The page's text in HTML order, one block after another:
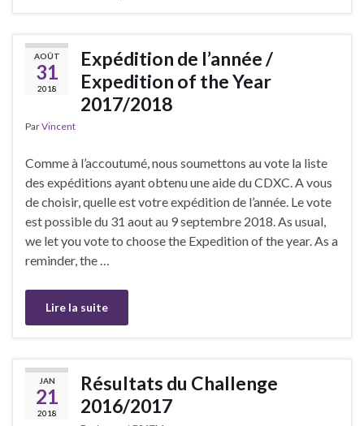
AOÛT
31
2018
Expédition de l’année /
Expedition of the Year
2017/2018
ParVincent
Comme à l’accoutumé, nous soumettons au vote la liste
des expéditions ayant obtenu une aide du CDXC. A vous
de choisir, quelle est votre expédition de l’année. Le vote
est possible du 31 aout au 9 septembre 2018. As usual,
we let you vote to choose the Expedition of the year. As a
reminder, the …
Lire la suite
JAN
21
2018
Résultats du Challenge
2016/2017